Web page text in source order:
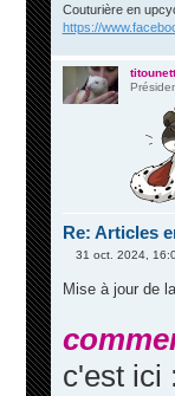
Couturière en
https://
Re: Articles
e
s
g
e
31 oct. 2024,
Mise à jour de
c'est ici :